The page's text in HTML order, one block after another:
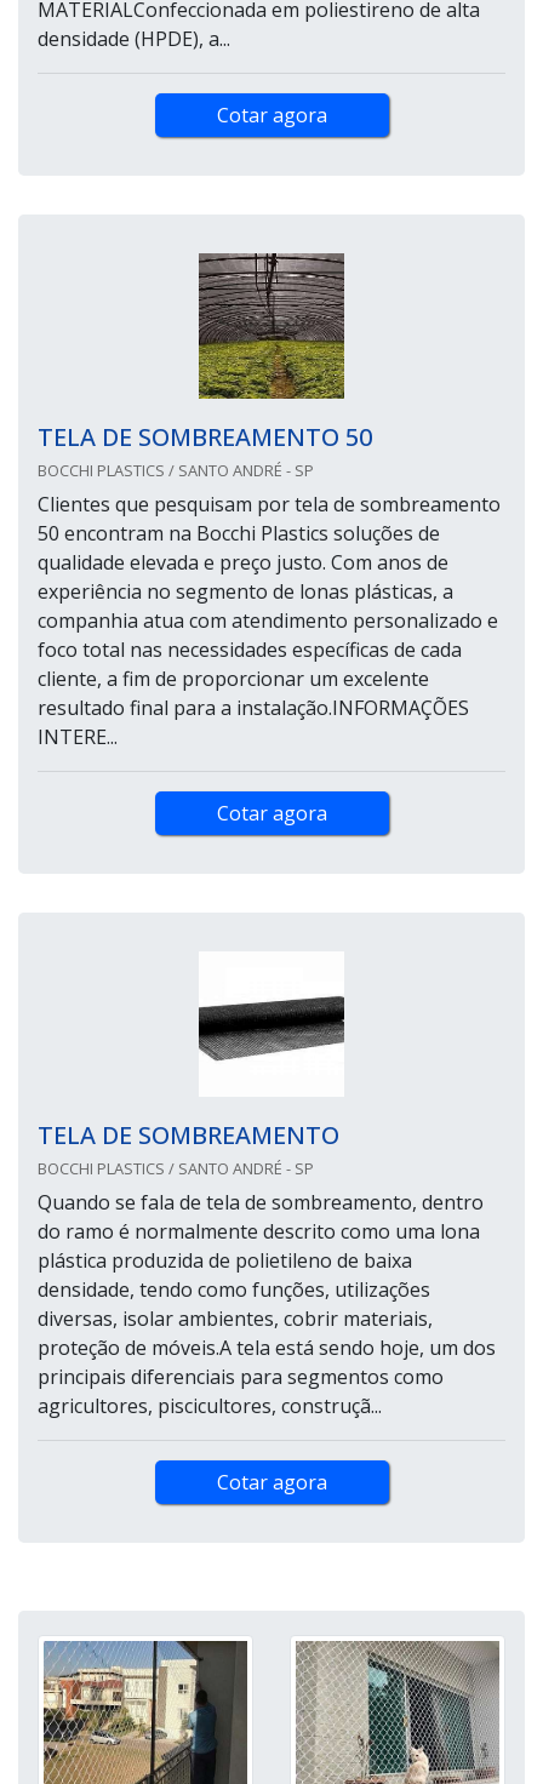
MATERIALConfeccionada em poliestireno de alta
densidade (HPDE), a...
Cotar agora
TELA DE SOMBREAMENTO 50
BOCCHI PLASTICS / SANTO ANDRÉ - SP
Clientes que pesquisam por tela de sombreamento
50 encontram na Bocchi Plastics soluções de
qualidade elevada e preço justo. Com anos de
experiência no segmento de lonas plásticas, a
companhia atua com atendimento personalizado e
foco total nas necessidades específicas de cada
cliente, a fim de proporcionar um excelente
resultado final para a instalação.INFORMAÇÕES
INTERE...
Cotar agora
TELA DE SOMBREAMENTO
BOCCHI PLASTICS / SANTO ANDRÉ - SP
Quando se fala de tela de sombreamento, dentro
do ramo é normalmente descrito como uma lona
plástica produzida de polietileno de baixa
densidade, tendo como funções, utilizações
diversas, isolar ambientes, cobrir materiais,
proteção de móveis.A tela está sendo hoje, um dos
principais diferenciais para segmentos como
agricultores, piscicultores, construçã...
Cotar agora